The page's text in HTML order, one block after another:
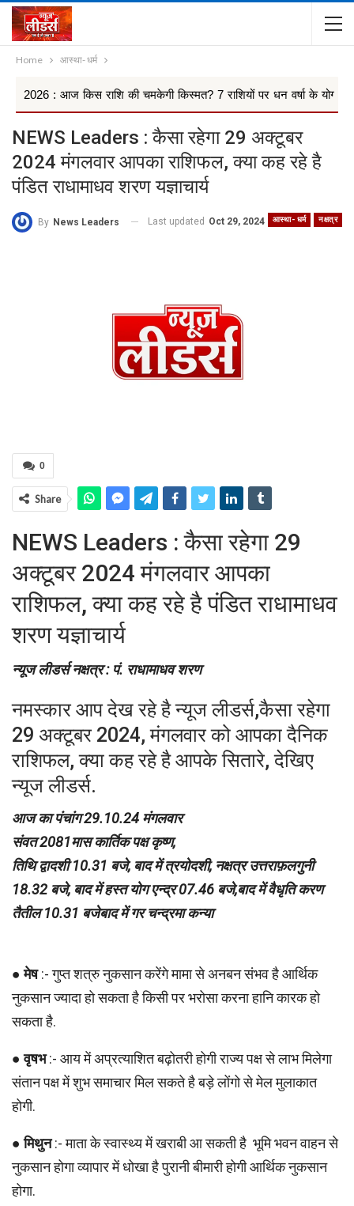
Home आस्था- धर्म
राशि की चमकेगी किस्मत? 7 राशियों पर धन वर्षा के योग, किन 4 राश...
NEWS Leaders : कैसा रहेगा 29 अक्टूबर
2024 मंगलवार आपका राशिफल, क्या कह रहे है
पंडित राधामाधव शरण यज्ञाचार्य
आस्था- धर्म नक्षत्र
By News Leaders Last updated Oct 29, 2024
0
Share
NEWS Leaders : कैसा रहेगा 29
अक्टूबर 2024 मंगलवार आपका
राशिफल, क्या कह रहे है पंडित राधामाधव
शरण यज्ञाचार्य
न्यूज लीडर्स नक्षत्र : पं. राधामाधव शरण
नमस्कार आप देख रहे है न्यूज लीडर्स,कैसा रहेगा
29 अक्टूबर 2024, मंगलवार को आपका दैनिक
राशिफल, क्या कह रहे है आपके सितारे, देखिए
न्यूज लीडर्स.
आज का पंचांग 29.10.24 मंगलवार
संवत 2081मास कार्तिक पक्ष कृष्ण,
तिथि द्वादशी 10.31 बजे, बाद में त्रयोदशी, नक्षत्र उत्तराफ़लगुनी
18.32 बजे, बाद में हस्त योग एन्द्र 07.46 बजे,बाद में वैधृति करण
तैतील 10.31 बजेबाद में गर चन्द्रमा कन्या
●मेष:- गुप्त शत्रु नुकसान करेंगे मामा से अनबन संभव है आर्थिक
नुकसान ज्यादा हो सकता है किसी पर भरोसा करना हानि कारक हो
सकता है.
●वृषभ:- आय में अप्रत्याशित बढ़ोतरी होगी राज्य पक्ष से लाभ मिलेगा
संतान पक्ष में शुभ समाचार मिल सकते है बड़े लोंगो से मेल मुलाकात
होगी.
●मिथुन:- माता के स्वास्थ्य में खराबी आ सकती है भूमि भवन वाहन से
नुकसान होगा व्यापार में धोखा है पुरानी बीमारी होगी आर्थिक नुकसान
होगा.